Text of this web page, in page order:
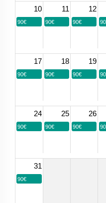
10 11 12
90€ 90€ 90€
17 18 19
90€ 90€ 90€
24 25 26
90€ 90€ 90€
31
90€